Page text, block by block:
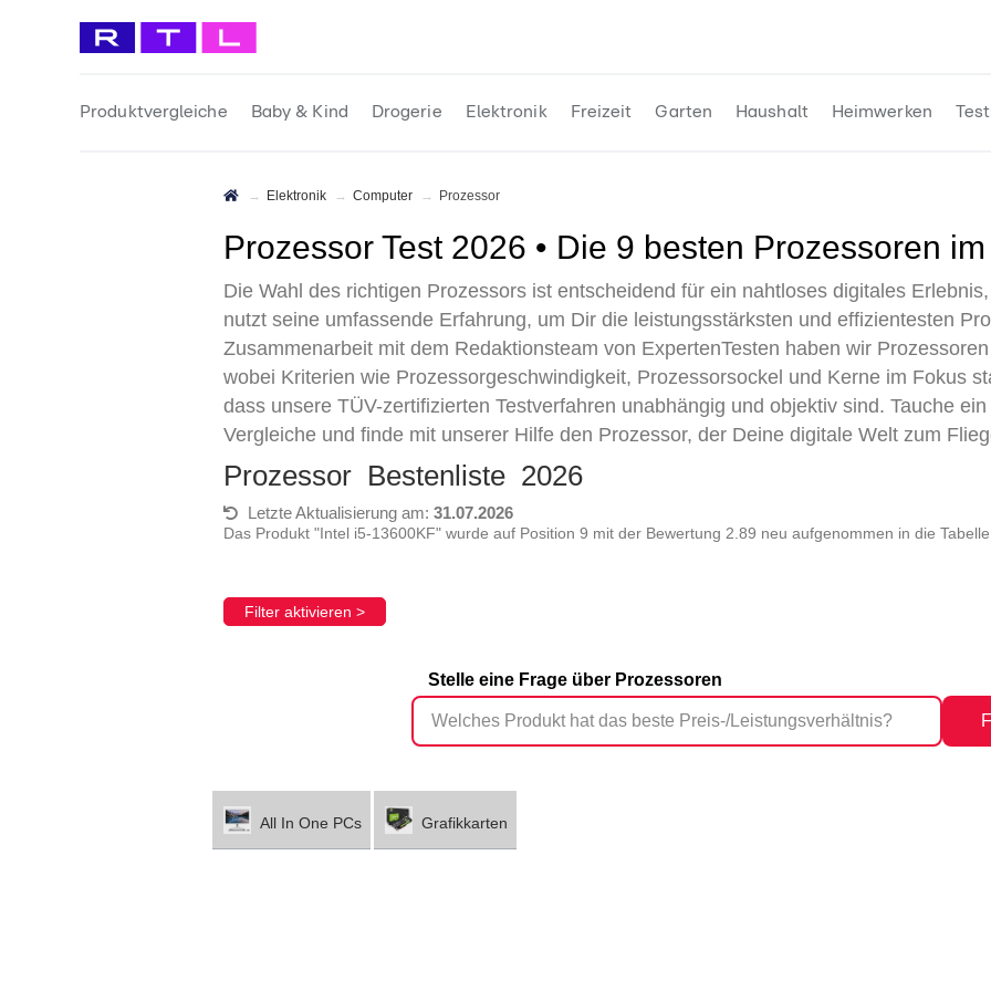
Produktvergleiche Baby & Kind Drogerie Elektronik Freizeit Garten Haushalt Heimwerken
Elektronik Computer Prozessor
Prozessor Test 2026 • Die 9 besten Prozessoren
Die Wahl des richtigen Prozessors ist entscheidend für ein nahtloses digitales
nutzt seine umfassende Erfahrung, um Dir die leistungsstärksten und effizientesten
Zusammenarbeit mit dem Redaktionsteam von ExpertenTesten haben wir
wobei Kriterien wie Prozessorgeschwindigkeit, Prozessorsockel und Kerne im Fokus
dass unsere TÜV-zertifizierten Testverfahren unabhängig und objektiv sind. Tauche
Vergleiche und finde mit unserer Hilfe den Prozessor, der Deine digitale Welt zum
Prozessor Bestenliste 2026
Letzte Aktualisierung am: 31.07.2026
Das Produkt "Intel i5-13600KF" wurde auf Position 9 mit der Bewertung 2.89 neu aufgenommen in die Tabelle.
Filter aktivieren >
Stelle eine Frage über Prozessoren
All In One PCs Grafikkarten